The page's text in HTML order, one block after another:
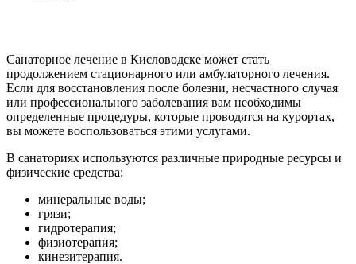
Санаторное лечение в Кисловодске может стать
продолжением стационарного или амбулаторного лечения.
Если для восстановления после болезни, несчастного случая
или профессионального заболевания вам необходимы
определенные процедуры, которые проводятся на курортах,
вы можете воспользоваться этими услугами.
В санаториях используются различные природные ресурсы и
физические средства:
минеральные воды;
грязи;
гидротерапия;
физиотерапия;
кинезитерапия.